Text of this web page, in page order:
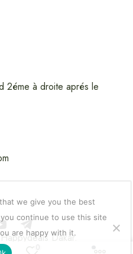
2éme à droite aprés le
Dakar.
we give you the best
continue to use this site
are happy with it.